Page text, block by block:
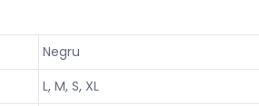
Negru
L, M, S, XL